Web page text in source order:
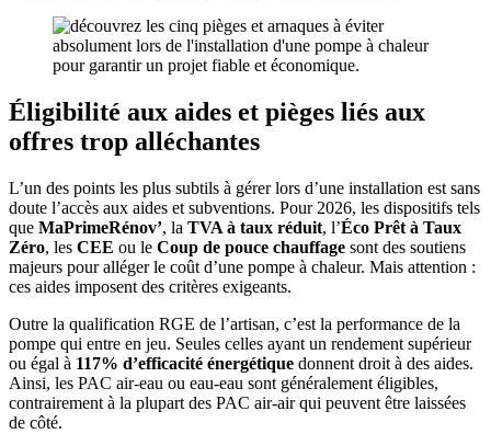
Éligibilité aux aides et pièges liés aux
offres trop alléchantes
L’un des points les plus subtils à gérer lors d’une installation est sans
doute l’accès aux aides et subventions. Pour 2026, les dispositifs tels
que MaPrimeRénov’, la TVA à taux réduit, l’Éco Prêt à Taux
Zéro, les CEE ou le Coup de pouce chauffage sont des soutiens
majeurs pour alléger le coût d’une pompe à chaleur. Mais attention :
ces aides imposent des critères exigeants.
Outre la qualification RGE de l’artisan, c’est la performance de la
pompe qui entre en jeu. Seules celles ayant un rendement supérieur
ou égal à 117% d’efficacité énergétique donnent droit à des aides.
Ainsi, les PAC air-eau ou eau-eau sont généralement éligibles,
contrairement à la plupart des PAC air-air qui peuvent être laissées
de côté.